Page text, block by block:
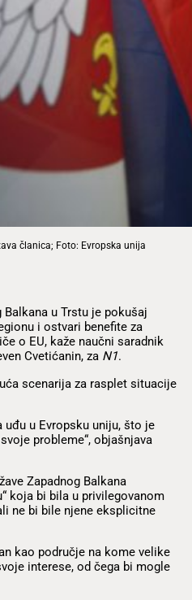
članica; Foto: Evropska unija
Balkana u Trstu je pokušaj
i ostvari benefite za
o EU, kaže naučni saradnik
Cvetićanin, za N1.
scenarija za rasplet situacije
uđu u Evropsku uniju, što je
probleme“, objašnjava
Zapadnog Balkana
koja bi bila u privilegovanom
ne bi bile njene eksplicitne
kao područje na kome velike
interese, od čega bi mogle